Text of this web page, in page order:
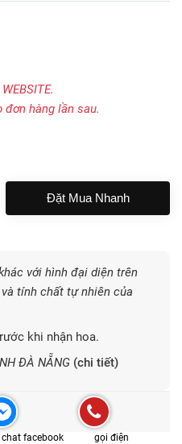
đơn hàng lần sau.
Đặt Mua Nhanh
với hình đại diện trên
tính chất tự nhiên của
khi nhận hoa.
ĐÀ NẴNG (chi tiết)
chat facebook gọi điện